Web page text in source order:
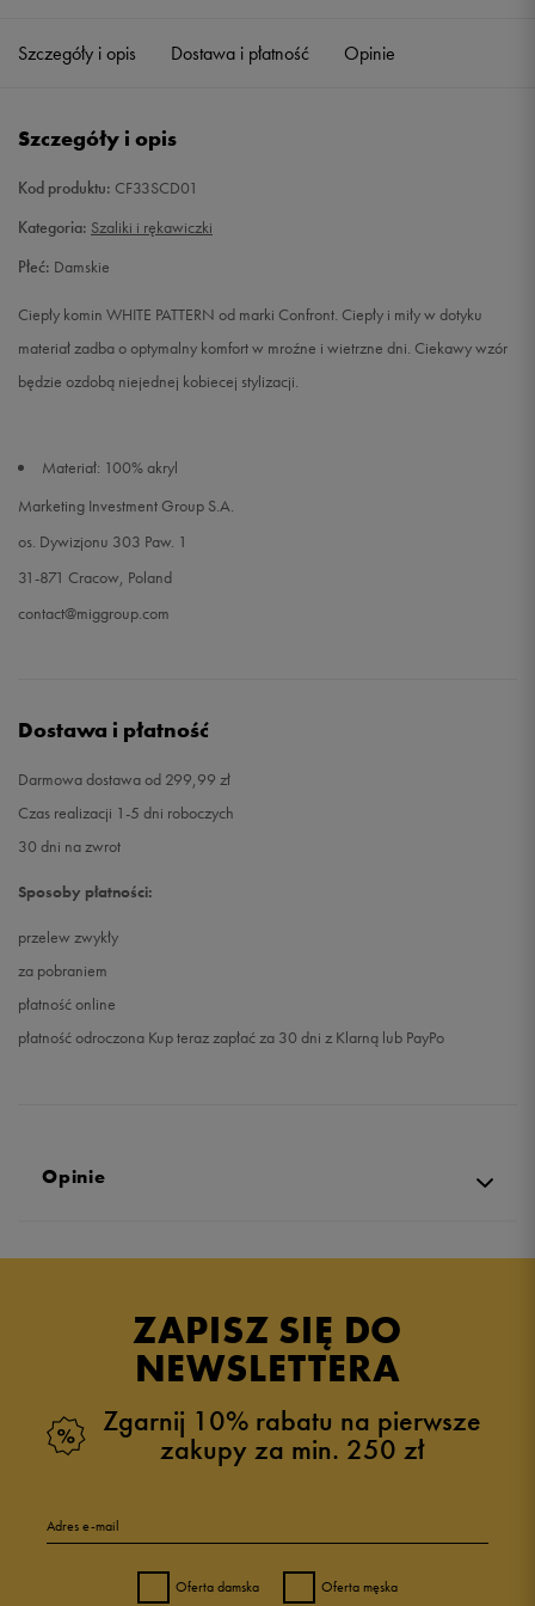
Szczegóły i opis Dostawa i płatność Opinie
Szczegóły i opis
Kod produktu: CF33SCD01
Kategoria: Szaliki i rękawiczki
Płeć: Damskie
Ciepły komin WHITE PATTERN od marki Confront. Ciepły i miły w dotyku
materiał zadba o optymalny komfort w mroźne i wietrzne dni. Ciekawy wzór
będzie ozdobą niejednej kobiecej stylizacji.
Materiał: 100% akryl
Marketing Investment Group S.A.
os. Dywizjonu 303 Paw. 1
31-871 Cracow, Poland
contact@miggroup.com
Dostawa i płatność
Darmowa dostawa od 299,99 zł
Czas realizacji 1-5 dni roboczych
30 dni na zwrot
Sposoby płatności:
przelew zwykły
za pobraniem
płatność online
płatność odroczona Kup teraz zapłać za 30 dni z Klarną lub PayPo
Opinie
ZAPISZ SIĘ DO
NEWSLETTERA
Zgarnij 10% rabatu na pierwsze
zakupy za min. 250 zł
Adres e-mail
Oferta damska Oferta męska